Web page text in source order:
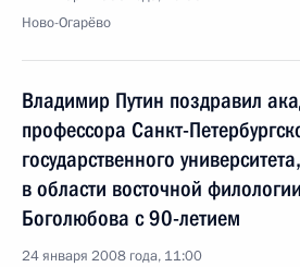
Ново-Огарёво
Владимир Путин поздравил
профессора Санкт-
государственного
в области восточной
Боголюбова с 90-летием
24 января 2008 года, 11:00